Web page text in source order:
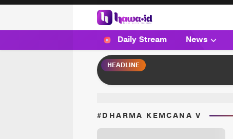
HAWA
Haluan Wanita Indonesia
Daily Stream News
HEADLINE
#DHARMA KEMCANA V